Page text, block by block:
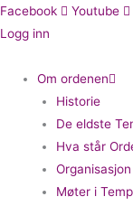
Hopp
rett
innholdet
Facebook
Youtube
Logg inn
Om ordenen
Historie
De eldste
Hva står
Organisasjon
Møter i